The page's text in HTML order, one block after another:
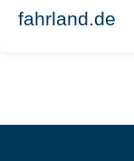
fahrland.de